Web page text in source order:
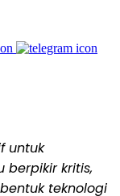
untuk
kritis,
teknologi